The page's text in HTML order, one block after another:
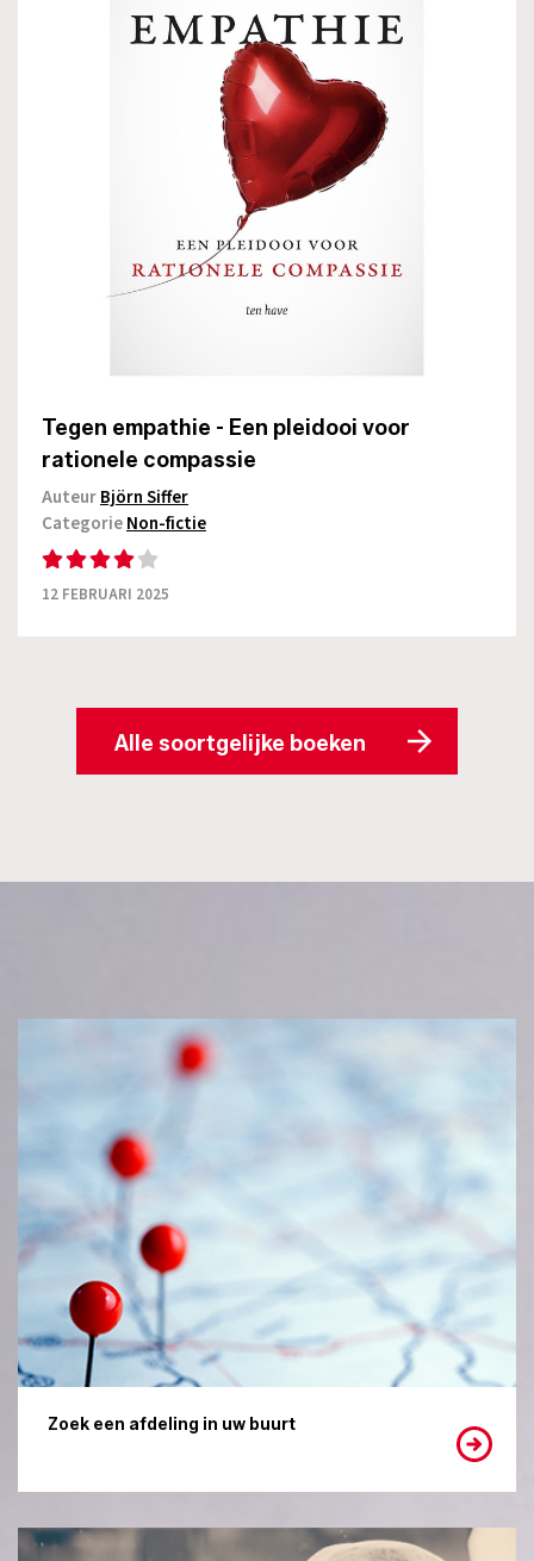
Tegen empathie - Een pleidooi voor
rationele compassie
AuteurBjörn Siffer
CategorieNon-fictie
12 FEBRUARI 2025
Alle soortgelijke boeken
Zoek een afdeling in uw buurt